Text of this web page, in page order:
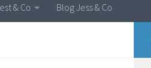
& Co Blog Jess & Co